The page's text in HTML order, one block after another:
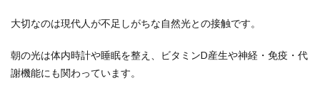
大切なのは現代人が不足しがちな自然光との接触です。
朝の光は体内時計や睡眠を整え、ビタミンD産生や神経・免疫・代
謝機能にも関わっています。